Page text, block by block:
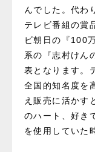
んでした。代わ
テレビ番組の賞
ビ朝日の『100
系の『志村けん
表となります。
全国的知名度を
え販売に活かす
のハート、好き
を使用していた